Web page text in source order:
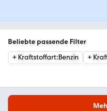
Beliebte passende Filter
+ Kraftstoffart:Benzin +